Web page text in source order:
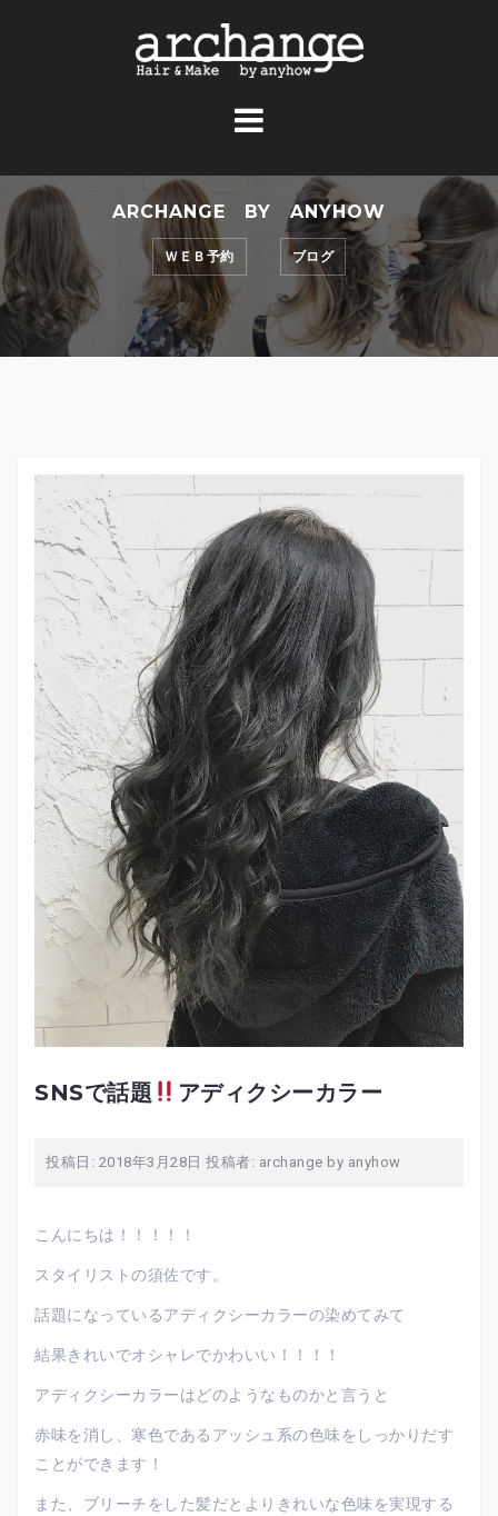
キ
プ
ARCHANGE BY ANYHOW
ＷＥＢ予約 ブログ
SNSで話題 アディクシーカラー
投稿日: 2018年3月28日 投稿者: archange by anyhow
こんにちは！！！！！
スタイリストの須佐です。
話題になっているアディクシーカラーの染めてみて
結果きれいでオシャレでかわいい！！！！
アディクシーカラーはどのようなものかと言うと
赤味を消し、寒色であるアッシュ系の色味をしっかりだす
ことができます！
また、ブリーチをした髪だとよりきれいな色味を実現する